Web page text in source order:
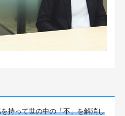
持って世の中の「不」を解消し